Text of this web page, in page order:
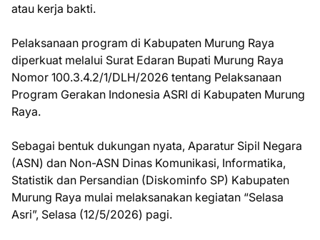
atau kerja bakti.
Pelaksanaan program di Kabupaten Murung Raya
diperkuat melalui Surat Edaran Bupati Murung Raya
Nomor 100.3.4.2/1/DLH/2026 tentang Pelaksanaan
Program Gerakan Indonesia ASRI di Kabupaten Murung
Raya.
Sebagai bentuk dukungan nyata, Aparatur Sipil Negara
(ASN) dan Non-ASN Dinas Komunikasi, Informatika,
Statistik dan Persandian (Diskominfo SP) Kabupaten
Murung Raya mulai melaksanakan kegiatan “Selasa
Asri”, Selasa (12/5/2026) pagi.